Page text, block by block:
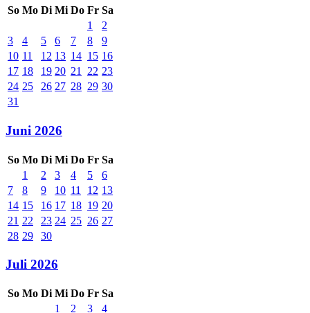
So Mo Di Mi Do Fr Sa
1
2
3
4 5 6 7 8
9
10 11 12 13 14 15 16
17 18 19 20 21 22 23
24 25 26 27 28 29 30
31
Juni 2026
So Mo Di Mi Do Fr Sa
1
2 3 4 5
6
7
8 9 10 11 12 13
14 15 16 17 18 19 20
21 22 23 24 25 26 27
28 29 30
Juli 2026
So Mo Di Mi Do Fr Sa
1
2 3
4